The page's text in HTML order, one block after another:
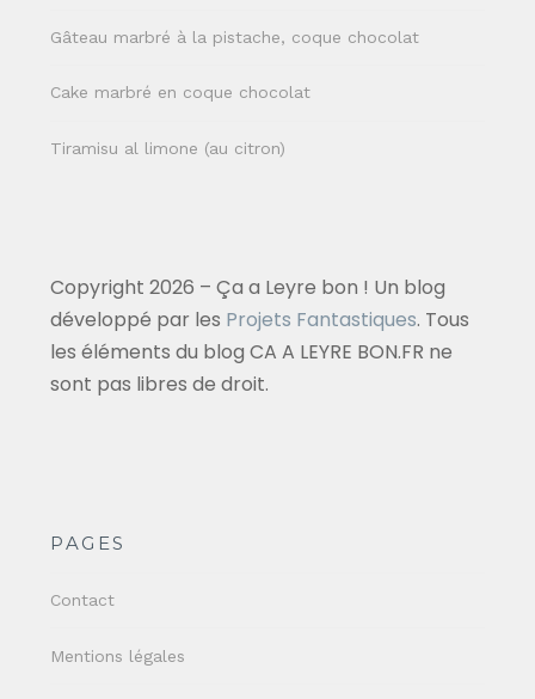
Gâteau marbré à la pistache, coque chocolat
Cake marbré en coque chocolat
Tiramisu al limone (au citron)
Copyright 2026 – Ça a Leyre bon ! Un blog
développé par les Projets Fantastiques. Tous
les éléments du blog CA A LEYRE BON.FR ne
sont pas libres de droit.
PAGES
Contact
Mentions légales